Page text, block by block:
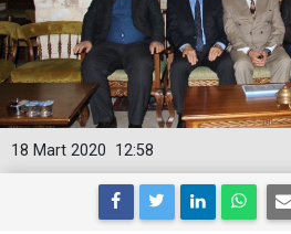
12:58
18 Mart 2020